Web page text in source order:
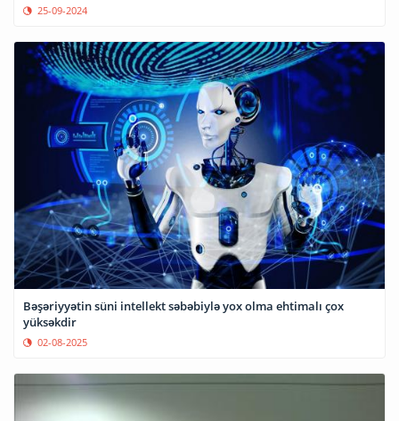
25-09-2024
Bəşəriyyətin süni intellekt səbəbiylə yox olma ehtimalı çox
yüksəkdir
02-08-2025